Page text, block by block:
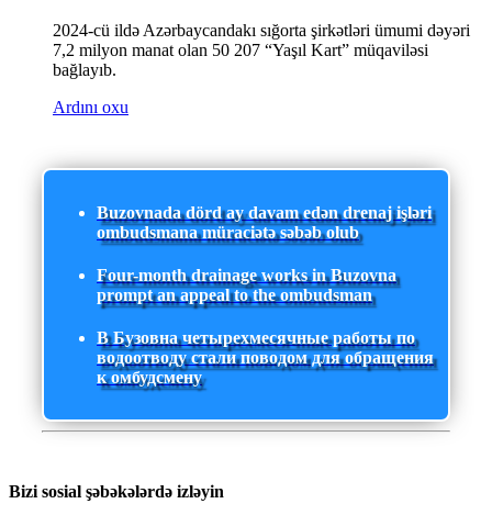
2024-cü ildə Azərbaycandakı sığorta şirkətləri ümumi dəyəri
7,2 milyon manat olan 50 207 “Yaşıl Kart” müqaviləsi
bağlayıb.
Ardını oxu
Buzovnada dörd ay davam edən drenaj işləri
ombudsmana müraciətə səbəb olub
Four-month drainage works in Buzovna
prompt an appeal to the ombudsman
В Бузовна четырехмесячные работы по
водоотводу стали поводом для обращения
к омбудсмену
Bizi sosial şəbəkələrdə izləyin